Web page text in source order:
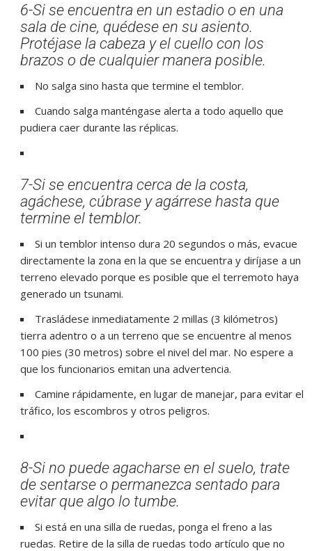
6-Si se encuentra en un estadio o en una
sala de cine, quédese en su asiento.
Protéjase la cabeza y el cuello con los
brazos o de cualquier manera posible.
No salga sino hasta que termine el temblor.
Cuando salga manténgase alerta a todo aquello que
pudiera caer durante las réplicas.
7-Si se encuentra cerca de la costa,
agáchese, cúbrase y agárrese hasta que
termine el temblor.
Si un temblor intenso dura 20 segundos o más, evacue
directamente la zona en la que se encuentra y diríjase a un
terreno elevado porque es posible que el terremoto haya
generado un tsunami.
Trasládese inmediatamente 2 millas (3 kilómetros)
tierra adentro o a un terreno que se encuentre al menos
100 pies (30 metros) sobre el nivel del mar. No espere a
que los funcionarios emitan una advertencia.
Camine rápidamente, en lugar de manejar, para evitar el
tráfico, los escombros y otros peligros.
8-Si no puede agacharse en el suelo, trate
de sentarse o permanezca sentado para
evitar que algo lo tumbe.
Si está en una silla de ruedas, ponga el freno a las
ruedas. Retire de la silla de ruedas todo artículo que no